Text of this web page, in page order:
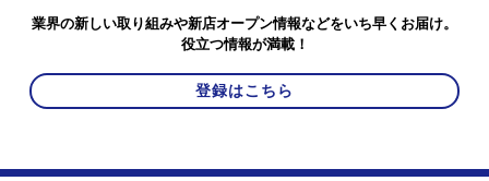
業界の新しい取り組みや新店オープン情報などをいち早くお届け。
役立つ情報が満載！
登録はこちら